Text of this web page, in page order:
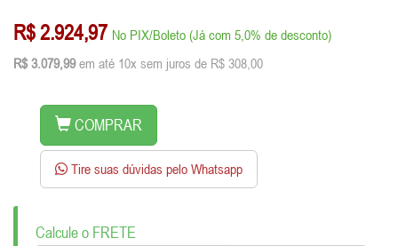
R$ 2.924,97 No PIX/Boleto (Já com 5,0% de desconto)
R$ 3.079,99 em até 10x sem juros de R$ 308,00
COMPRAR
Tire suas dúvidas pelo Whatsapp
Calcule o FRETE